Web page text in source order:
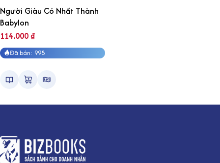
Người Giàu Có Nhất Thành
Babylon
114.000₫
Đã bán: 998